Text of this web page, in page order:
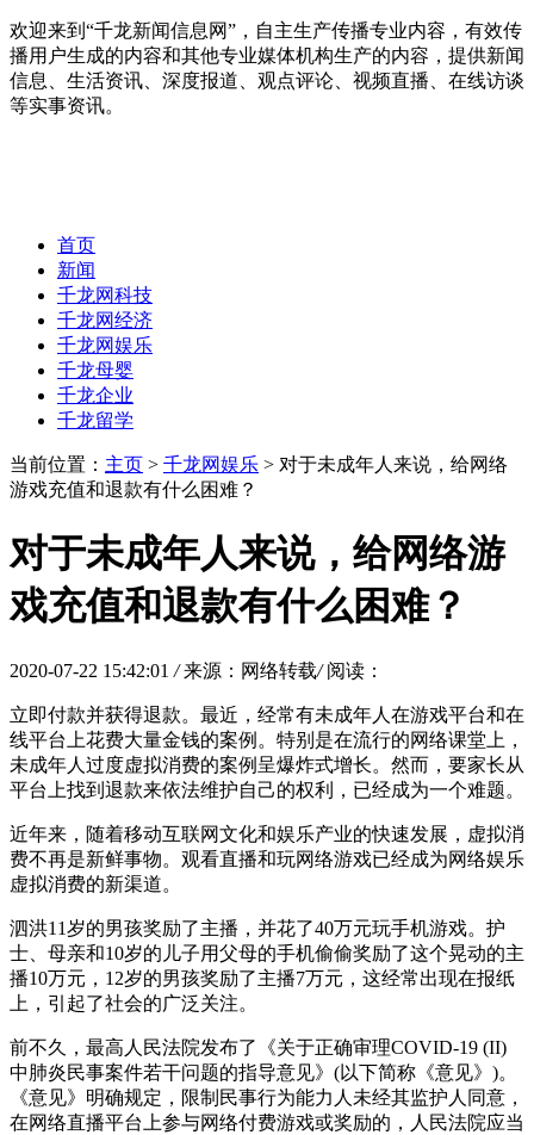
欢迎来到“千龙新闻信息网”，自主生产传播专业内容，有效传
播用户生成的内容和其他专业媒体机构生产的内容，提供新闻
信息、生活资讯、深度报道、观点评论、视频直播、在线访谈
等实事资讯。
首页
新闻
千龙网科技
千龙网经济
千龙网娱乐
千龙母婴
千龙企业
千龙留学
当前位置： 主页 > 千龙网娱乐 > 对于未成年人来说，给网络
游戏充值和退款有什么困难？
对于未成年人来说，给网络游
戏充值和退款有什么困难？
2020-07-22 15:42:01 / 来源：网络转载/ 阅读：
立即付款并获得退款。最近，经常有未成年人在游戏平台和在
线平台上花费大量金钱的案例。特别是在流行的网络课堂上，
未成年人过度虚拟消费的案例呈爆炸式增长。然而，要家长从
平台上找到退款来依法维护自己的权利，已经成为一个难题。
近年来，随着移动互联网文化和娱乐产业的快速发展，虚拟消
费不再是新鲜事物。观看直播和玩网络游戏已经成为网络娱乐
虚拟消费的新渠道。
泗洪11岁的男孩奖励了主播，并花了40万元玩手机游戏。护
士、母亲和10岁的儿子用父母的手机偷偷奖励了这个晃动的主
播10万元，12岁的男孩奖励了主播7万元，这经常出现在报纸
上，引起了社会的广泛关注。
前不久，最高人民法院发布了《关于正确审理COVID-19 (II)
中肺炎民事案件若干问题的指导意见》(以下简称《意见》)。
《意见》明确规定，限制民事行为能力人未经其监护人同意，
在网络直播平台上参与网络付费游戏或奖励的，人民法院应当